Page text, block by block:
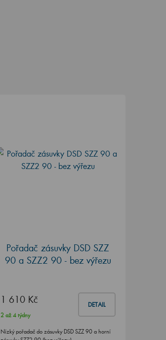
Pořadač zásuvky DSD SZZ
90 a SZZ2 90 - bez výřezu
1 610 Kč DETAIL
2 až 4 týdny
Nízký pořadač do zásuvky DSD SZZ 90 a horní